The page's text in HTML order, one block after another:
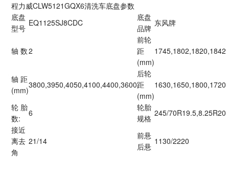
程力威CLW5121GQX6清洗车底盘参数
底盘
型号
EQ1125SJ8CDC
底盘
品牌
东风牌
轴 数2
前轮
距
(mm)
1745,1802,1820,1842
轴 距
(mm)
3800,3950,4050,4100,4400,3600
后轮
距
(mm)
1630,1650,1800,1720
轮 胎
数:
6
轮胎
规格
245/70R19.5,8.25R20
接近
离去
角
21/14
前悬
后悬
1130/2220